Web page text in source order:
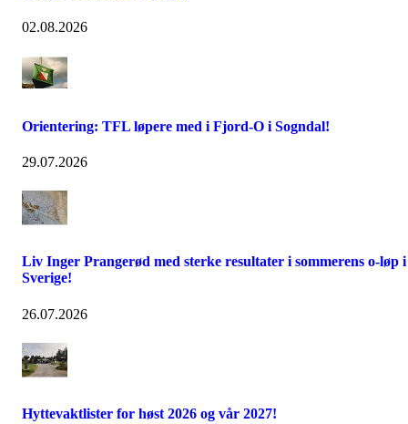
02.08.2026
Orientering: TFL løpere med i Fjord-O i Sogndal!
29.07.2026
Liv Inger Prangerød med sterke resultater i sommerens o-løp i
Sverige!
26.07.2026
Hyttevaktlister for høst 2026 og vår 2027!